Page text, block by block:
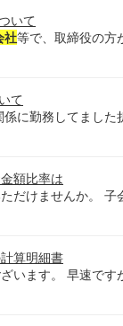
いて
社等で、取締役の方
て
係に勤務してまし
額比率は
だけませんか。
算明細書
います。 早速で